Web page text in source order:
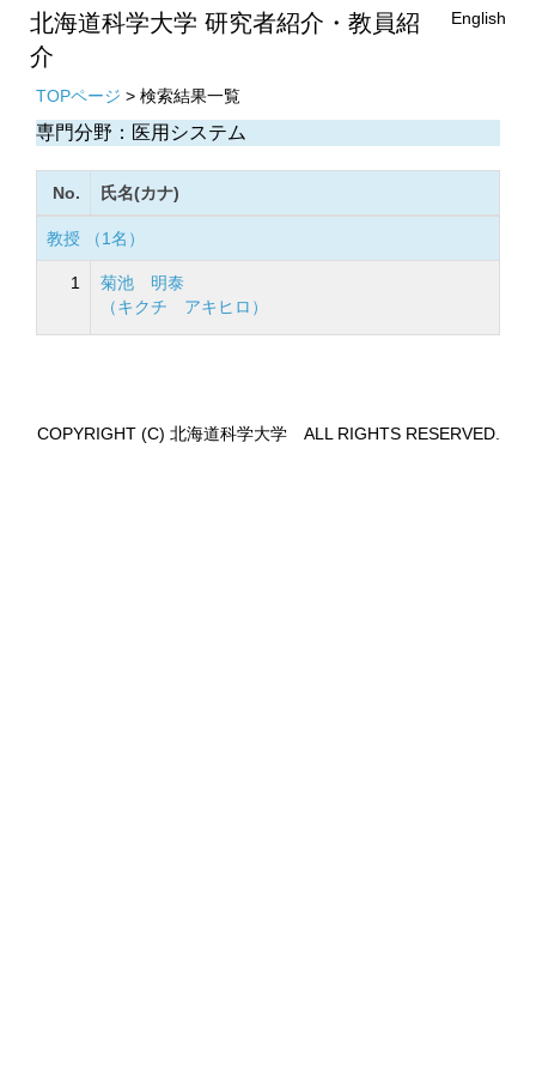
北海道科学大学 研究者紹介・教員紹
介
English
TOPページ > 検索結果一覧
専門分野：医用システム
No. 氏名(カナ)
教授 （1名）
1
菊池 明泰
（キクチ アキヒロ）
COPYRIGHT (C) 北海道科学大学 ALL RIGHTS RESERVED.